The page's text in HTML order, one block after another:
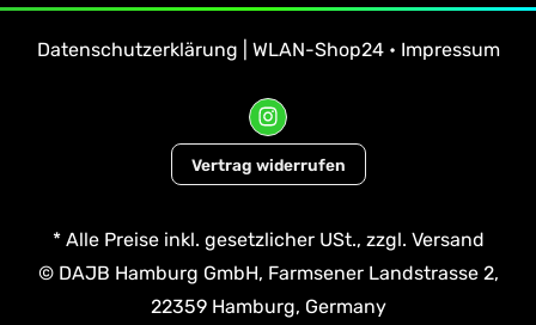
Datenschutzerklärung | WLAN-Shop24 • Impressum
Vertrag widerrufen
*Alle Preise inkl. gesetzlicher USt., zzgl. Versand
© DAJB Hamburg GmbH, Farmsener Landstrasse 2,
22359 Hamburg, Germany